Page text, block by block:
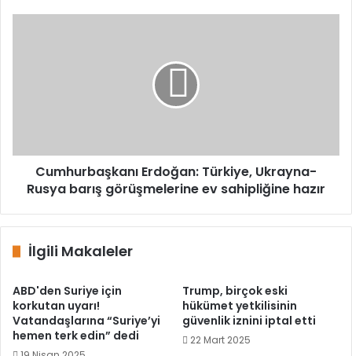
sahipliğine
hazırCumhurbaşkanı Erdoğan: Türkiye, Ukrayna-
Rusya barış görüşmelerine ev sahipliğine hazır
İlgili Makaleler
ABD'den Suriye için
korkutan uyarı!
Vatandaşlarına “Suriye’yi
hemen terk edin” dedi
Trump, birçok eski
hükümet yetkilisinin
güvenlik iznini iptal etti
22 Mart 2025